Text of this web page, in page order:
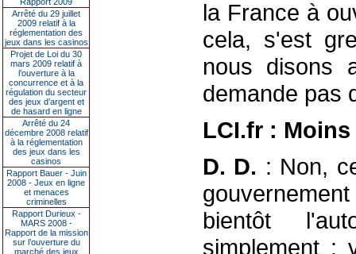
Arrêté du 29 juillet
2009 relatif à la
réglementation des
jeux dans les casinos
Projet de Loi du 30
mars 2009 relatif à
l’ouverture à la
concurrence et à la
régulation du secteur
des jeux d’argent et
de hasard en ligne
Arrêté du 24
décembre 2008 relatif
à la réglementation
des jeux dans les
casinos
Rapport Bauer - Juin
2008 - Jeux en ligne
et menaces
criminelles
Rapport Durieux -
MARS 2008 -
Rapport de la mission
sur l’ouverture du
marché des jeux
la France à
cela, s'est
nous disons
demande pas
LCI.fr :
D. D. : Non,
bientôt
simplement :